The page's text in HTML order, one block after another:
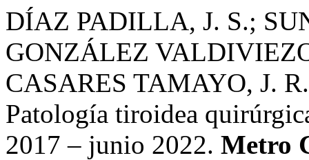
DÍAZ PADILLA, J. S.;
GONZÁLEZ
CASARES TAMAYO, J.
Patología tiroidea
2017 – junio 2022. Metro